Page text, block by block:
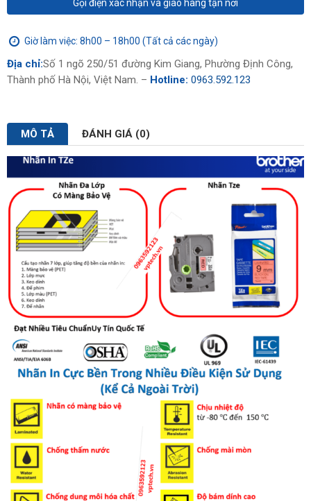
Gọi điện xác nhận và giao hàng tận nơi
Giờ làm việc: 8h00 – 18h00 (Tất cả các ngày)
Địa chỉ:Số 1 ngõ 250/51 đường Kim Giang, Phường Định Công,
Thành phố Hà Nội, Việt Nam. – Hotline: 0963.592.123
MÔ TẢ ĐÁNH GIÁ (0)